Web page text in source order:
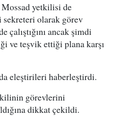
yetkilisi de
sekreteri olarak görev
çalıştığını ancak şimdi
ve teşvik ettiği plana karşı
eleştirileri haberleştirdi.
görevlerini
dikkat çekildi.